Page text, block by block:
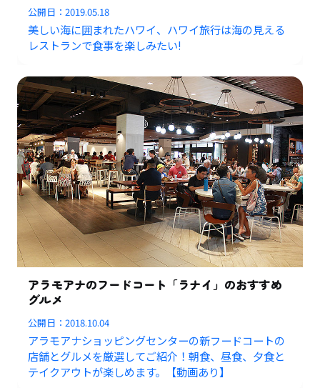
公開日：2019.05.18
美しい海に囲まれたハワイ、ハワイ旅行は海の見える
レストランで食事を楽しみたい!
アラモアナのフードコート「ラナイ」のおすすめ
グルメ
公開日：2018.10.04
アラモアナショッピングセンターの新フードコートの
店舗とグルメを厳選してご紹介！朝食、昼食、夕食と
テイクアウトが楽しめます。【動画あり】